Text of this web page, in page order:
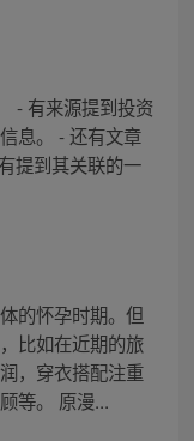
- 有来源提到投资
息。 - 还有文章
提到其关联的一
的怀孕时期。但
比如在近期的旅
，穿衣搭配注重
等。 原漫...